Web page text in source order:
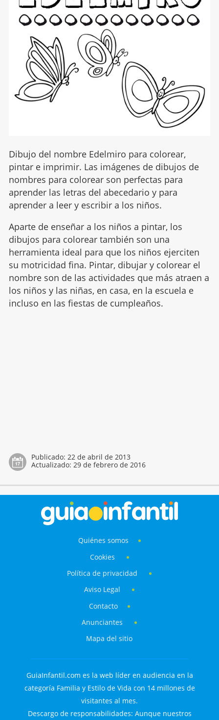
Dibujo del nombre Edelmiro para colorear,
pintar e imprimir. Las imágenes de dibujos de
nombres para colorear son perfectas para
aprender las letras del abecedario y para
aprender a leer y escribir a los niños.
Aparte de enseñar a los niños a pintar, los
dibujos para colorear también son una
herramienta ideal para que los niños ejerciten
su motricidad fina. Pintar, dibujar y colorear el
nombre son de las actividades que más atraen a
los niños y las niñas, en casa, en la escuela e
incluso en las fiestas de cumpleaños.
Publicado: 22 de abril de 2013
Actualizado: 29 de febrero de 2016
Quiénes somos
Cookies
Política de privacidad
Aviso Legal
Contacto
Anunciantes
Mapa del sitio
GuiaInfantil.com es la web líder en audiencia en la
categoría Familia y Estilo de Vida con 14 millones de
visitantes al mes.
Descargo de responsabilidades: Aunque nuestros